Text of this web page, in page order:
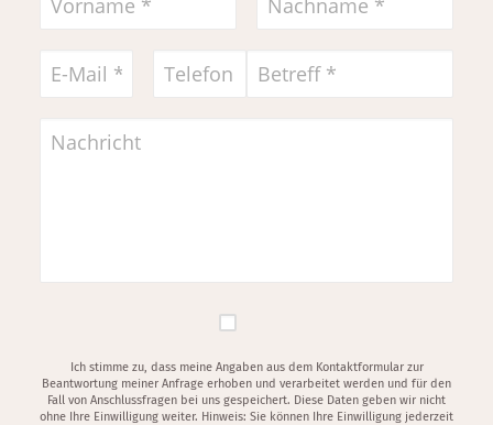
Ich stimme zu, dass meine Angaben aus dem Kontaktformular zur
Beantwortung meiner Anfrage erhoben und verarbeitet werden und für den
Fall von Anschlussfragen bei uns gespeichert. Diese Daten geben wir nicht
ohne Ihre Einwilligung weiter. Hinweis: Sie können Ihre Einwilligung jederzeit